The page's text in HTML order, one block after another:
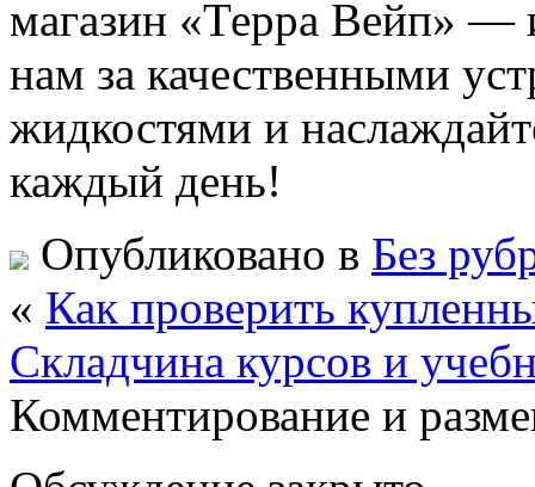
магазин «Терра Вейп» —
нам за качественными
жидкостями и
каждый день!
Опубликовано в Без
« Как проверить
Складчина курсов и
Комментирование и